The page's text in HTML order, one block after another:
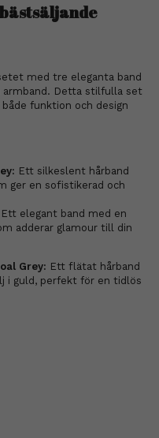
med tre eleganta band
armband. Detta stilfulla set
funktion och design
Ett silkeslent hårband
ger en sofistikerad och
Ett elegant band med en
adderar glamour till din
Grey: Ett flätat hårband
i guld, perfekt för en tidlös